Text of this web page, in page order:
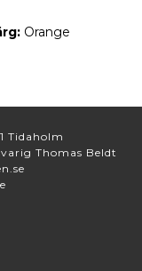
Orange
Tidaholm
Thomas Beldt